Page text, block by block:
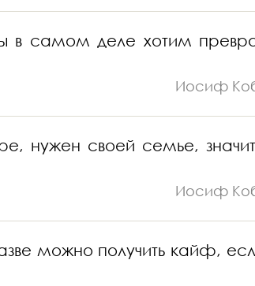
в самом деле хотим
Иосиф
нужен своей семье,
Иосиф
можно получить кайф,